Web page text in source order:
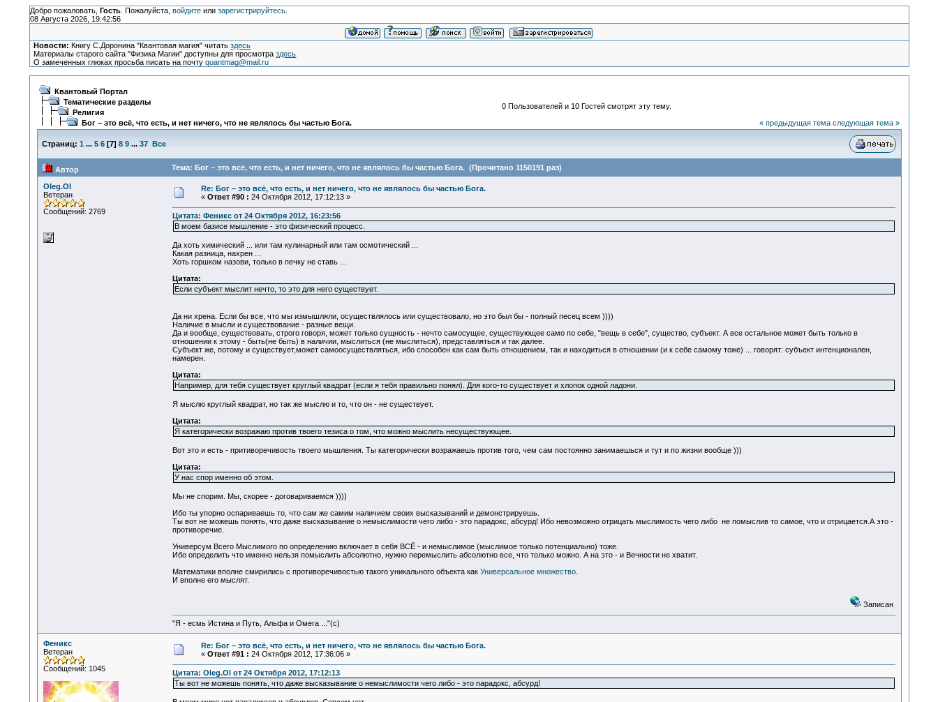
Добро пожаловать, Гость. Пожалуйста, войдитеили зарегистрируйтесь.
08 Августа 2026, 19:42:56
Новости: Книгу С.Доронина "Квантовая магия" читатьздесь
Материалы старого сайта "Физика Магии" доступны для просмотраздесь
О замеченных глюках просьба писать на почтуquantmag@mail.ru
Квантовый Портал
Тематические разделы
Религия
Бог – это всё, что есть, и нет ничего, что не являлось бы частью Бога.
0 Пользователей и 10 Гостей смотрят эту тему.
« предыдущая тема следующая тема »
Страниц: 1 ... 5 6[7] 8 9 ... 37 Все
Автор Тема: Бог – это всё, что есть, и нет ничего, что не являлось бы частью Бога. (Прочитано 1150191 раз)
Oleg.Ol
Ветеран
Сообщений: 2769
Re: Бог – это всё, что есть, и нет ничего, что не являлось бы частью Бога.
« Ответ #90 : 24 Октября 2012, 17:12:13 »
Цитата: Феникс от 24 Октября 2012, 16:23:56
В моем базисе мышление - это физический процесс.
Да хоть химический ... или там кулинарный или там осмотический ...
Какая разница, нахрен ...
Хоть горшком назови, только в печку не ставь ...
Цитата:
Если субъект мыслит нечто, то это для него существует.
Да ни хрена. Если бы все, что мы измышляли, осуществлялось или существовало, но это был бы - полный песец всем ))))
Наличие в мысли и существование - разные вещи.
Да и вообще, существовать, строго говоря, может только сущность - нечто самосущее, существующее само по себе, "вещь в себе", существо, субъект. А все остальное может быть только в
отношении к этому - быть(не быть) в наличии, мыслиться (не мыслиться), представляться и так далее.
Субъект же, потому и существует,может самоосуществляться, ибо способен как сам быть отношением, так и находиться в отношении (и к себе самому тоже) ... говорят: субъект интенционален,
намерен.
Цитата:
Например, для тебя существует круглый квадрат (если я тебя правильно понял). Для кого-то существует и хлопок одной ладони.
Я мыслю круглый квадрат, но так же мыслю и то, что он - не существует.
Цитата:
Я категорически возражаю против твоего тезиса о том, что можно мыслить несуществующее.
Вот это и есть - притиворечивость твоего мышления. Ты категорически возражаешь против того, чем сам постоянно занимаешься и тут и по жизни вообще )))
Цитата:
У нас спор именно об этом.
Мы не спорим. Мы, скорее - договариваемся ))))
Ибо ты упорно оспариваешь то, что сам же самим наличием своих высказываний и демонстрируешь.
Ты вот не можешь понять, что даже высказывание о немыслимости чего либо - это парадокс, абсурд! Ибо невозможно отрицать мыслимость чего либо не помыслив то самое, что и отрицается.А это -
противоречие.
Универсум Всего Мыслимого по определению включает в себя ВСЁ - и немыслимое (мыслимое только потенциально) тоже.
Ибо определить что именно нельзя помыслить абсолютно, нужно перемыслить абсолютно все, что только можно. А на это - и Вечности не хватит.
Математики вполне смирились с противоречивостью такого уникального объекта как Универсальное множество.
И вполне его мыслят.
Записан
"Я - есмь Истина и Путь, Альфа и Омега ..."(с)
Феникс
Ветеран
Сообщений: 1045
Re: Бог – это всё, что есть, и нет ничего, что не являлось бы частью Бога.
« Ответ #91 : 24 Октября 2012, 17:36:06 »
Цитата: Oleg.Ol от 24 Октября 2012, 17:12:13
Ты вот не можешь понять, что даже высказывание о немыслимости чего либо - это парадокс, абсурд!